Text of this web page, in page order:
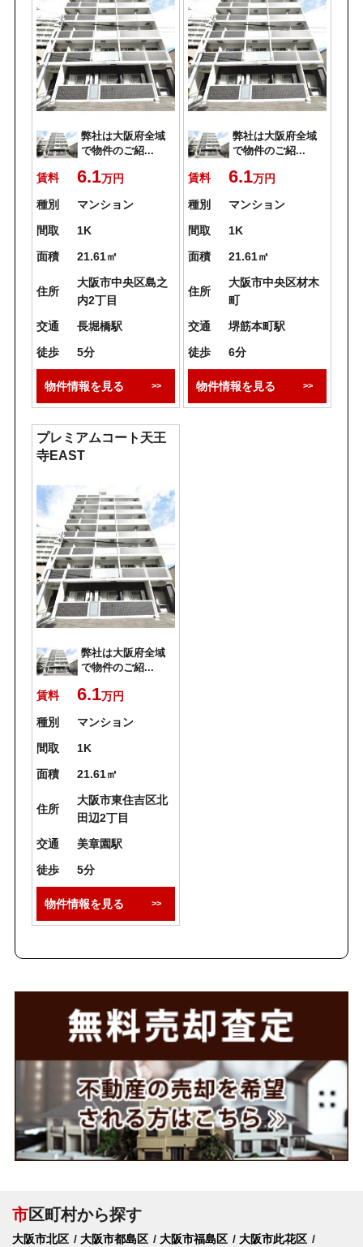
弊社は大阪府全域
で物件のご紹...
賃料 6.1万円
種別
マンション
間取
1K
面積
21.61㎡
住所
大阪市中央区島之
内2丁目
交通
長堀橋駅
徒歩
5分
物件情報を見る
弊社は大阪府全域
で物件のご紹...
賃料 6.1万円
種別
マンション
間取
1K
面積
21.61㎡
住所
大阪市中央区材木
町
交通
堺筋本町駅
徒歩
6分
物件情報を見る
プレミアムコート天王
寺EAST
弊社は大阪府全域
で物件のご紹...
賃料 6.1万円
種別
マンション
間取
1K
面積
21.61㎡
住所
大阪市東住吉区北
田辺2丁目
交通
美章園駅
徒歩
5分
物件情報を見る
市区町村から探す
大阪市北区 大阪市都島区 大阪市福島区 大阪市此花区